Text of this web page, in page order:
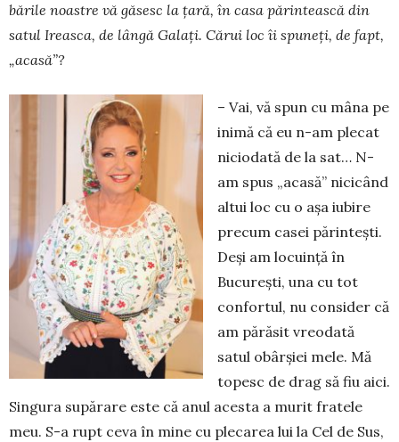
bările noastre vă găsesc la țară, în casa părintească din
satul Ireasca, de lângă Galați. Cărui loc îi spu­neți, de fapt,
„acasă”?
– Vai, vă spun cu mâna pe
inimă că eu n-am plecat
niciodată de la sat… N-
am spus „acasă” nicicând
al­tui loc cu o aşa iubire
precum ca­sei părinteşti.
Deşi am locuinţă în
Bucureşti, una cu tot
con­fortul, nu consider că
am părăsit vreo­dată
satul obârșiei mele. Mă
topesc de drag să fiu aici.
Singura supărare este că anul acesta a murit fratele
meu. S-a rupt ceva în mine cu ple­carea lui la Cel de Sus,